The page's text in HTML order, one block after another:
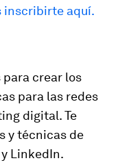
inscribirte aquí.
crear los
para las redes
digital. Te
y técnicas de
LinkedIn.